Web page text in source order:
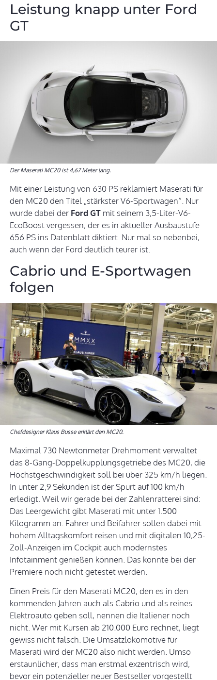
Leistung knapp unter Ford
GT
Der Maserati MC20 ist 4,67 Meter lang.
Mit einer Leistung von 630 PS reklamiert Maserati für
den MC20 den Titel „stärkster V6-Sportwagen“. Nur
wurde dabei der Ford GT mit seinem 3,5-Liter-V6-
EcoBoost vergessen, der es in aktueller Ausbaustufe
656 PS ins Datenblatt diktiert. Nur mal so nebenbei,
auch wenn der Ford deutlich teurer ist.
Cabrio und E-Sportwagen
folgen
Chefdesigner Klaus Busse erklärt den MC20.
Maximal 730 Newtonmeter Drehmoment verwaltet
das 8-Gang-Doppelkupplungsgetriebe des MC20, die
Höchstgeschwindigkeit soll bei über 325 km/h liegen.
In unter 2,9 Sekunden ist der Spurt auf 100 km/h
erledigt. Weil wir gerade bei der Zahlenratterei sind:
Das Leergewicht gibt Maserati mit unter 1.500
Kilogramm an. Fahrer und Beifahrer sollen dabei mit
hohem Alltagskomfort reisen und mit digitalen 10,25-
Zoll-Anzeigen im Cockpit auch modernstes
Infotainment genießen können. Das konnte bei der
Premiere noch nicht getestet werden.
Einen Preis für den Maserati MC20, den es in den
kommenden Jahren auch als Cabrio und als reines
Elektroauto geben soll, nennen die Italiener noch
nicht. Wer mit Kursen ab 210.000 Euro rechnet, liegt
gewiss nicht falsch. Die Umsatzlokomotive für
Maserati wird der MC20 also nicht werden. Umso
erstaunlicher, dass man erstmal exzentrisch wird,
bevor ein potenzieller neuer Bestseller vorgestellt